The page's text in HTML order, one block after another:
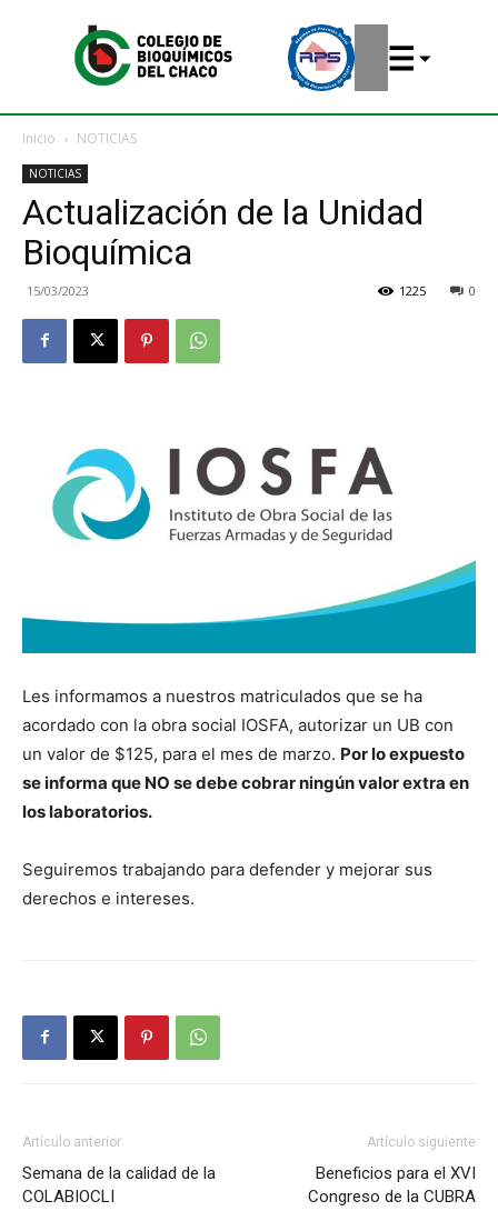
Inicio NOTICIAS
NOTICIAS
Actualización de la Unidad
Bioquímica
15/03/2023 0
1225
Les informamos a nuestros matriculados que se ha
acordado con la obra social IOSFA, autorizar un UB con
un valor de $125, para el mes de marzo. Por lo expuesto
se informa que NO se debe cobrar ningún valor extra en
los laboratorios.
Seguiremos trabajando para defender y mejorar sus
derechos e intereses.
Artículo anterior
Semana de la calidad de la
COLABIOCLI
Artículo siguiente
Beneficios para el XVI
Congreso de la CUBRA